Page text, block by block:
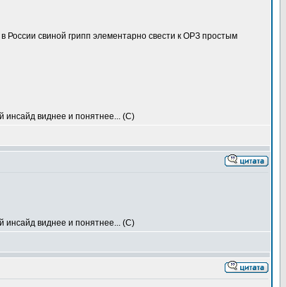
свиной грипп элементарно свести к ОРЗ простым
инсайд виднее и понятнее... (С)
инсайд виднее и понятнее... (С)